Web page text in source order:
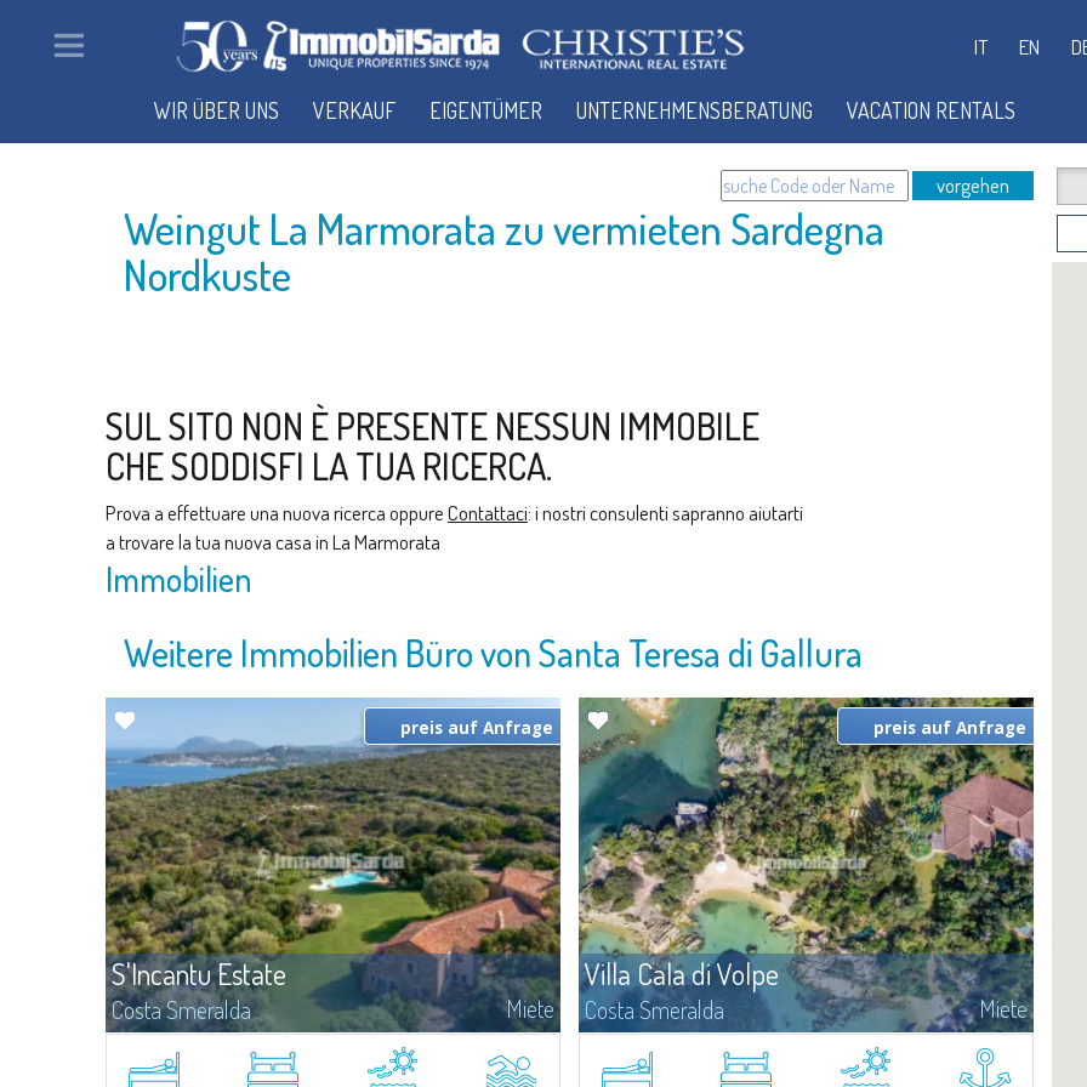
vorgehen
Weingut La Marmorata zu vermieten Sardegna
Nordkuste
SUL SITO NON È PRESENTE NESSUN IMMOBILE
CHE SODDISFI LA TUA RICERCA.
Prova a effettuare una nuova ricerca oppureContattaci: i nostri consulenti sapranno aiutarti
a trovare la tua nuova casa in La Marmorata
Immobilien
Weitere Immobilien Büro von Santa Teresa di Gallura
S'Incantu Estate
Costa Smeralda Miete
Diese Wunderchöne Villa mit dem Vergangene-Geschmack der
Costa Smeralda bestehet aus 3 Schlafzimmer und 2 Schlafzimmer
preis auf Anfrage
Villa Cala di Volpe
Costa Smeralda Miete
Diese Wunderschöne Villa liegt am Meer in Cala di Volpe, einer der
schönsten Landschaften der Costa Smeralda.Die Villa ist in einem
preis auf Anfrage
EN
IT
WIR ÜBER UNS VERKAUF EIGENTÜMER UNTERNEHMENSBERATUNG VACATION RENTALS